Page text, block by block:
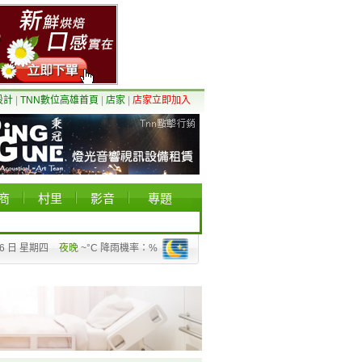
計 TNN數位高雄首頁 店家 店家立即加入
村里 影音 專題
日 星期四 夜晚 ~°C 降雨機率：%